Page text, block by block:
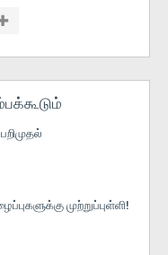
முற்றுப்புள்ளி!